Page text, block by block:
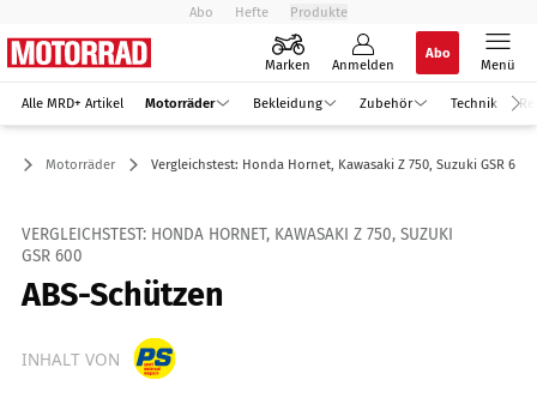
Abo Hefte Produkte
Marken Anmelden
Abo
Menü
Alle MRD+ Artikel Motorräder Bekleidung Zubehör Technik
Motorräder Vergleichstest: Honda Hornet, Kawasaki Z 750, Suzuki GSR 600
VERGLEICHSTEST: HONDA HORNET, KAWASAKI Z 750, SUZUKI
GSR 600
ABS-Schützen
INHALT VON